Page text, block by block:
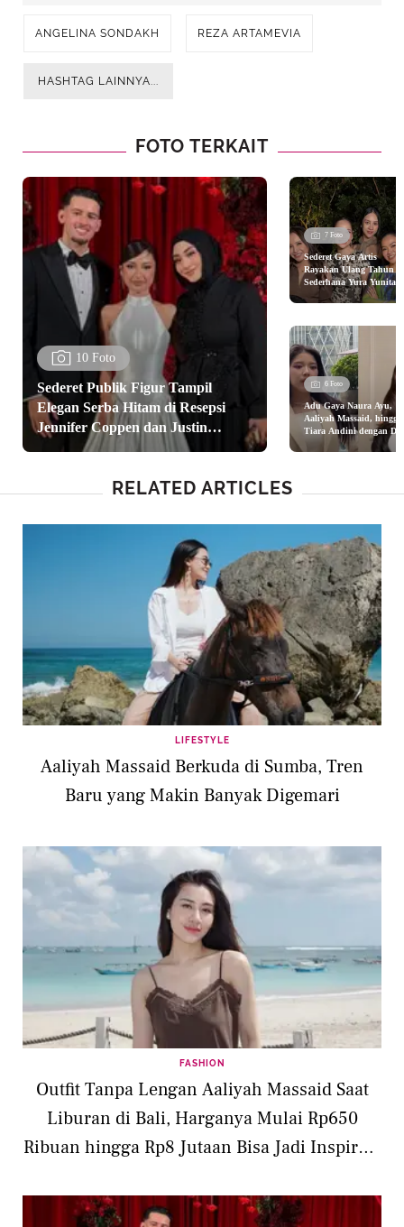
ANGELINA SONDAKH REZA ARTAMEVIA
HASHTAG LAINNYA...
FOTO TERKAIT
10 Foto
Sederet Publik Figur Tampil
Elegan Serba Hitam di Resepsi
Jennifer Coppen dan Justin
Hubner, Aaliyah Massaid-Aurel
7 Foto
Sederet Gaya Artis
Rayakan Ulang Tahun
Sederhana Yura Yunita
35 dari Aaliyah Massaid,
6 Foto
Adu Gaya Naura Ayu,
Aaliyah Massaid, hingga
Tiara Andini dengan
Serba Putih Bergaya
RELATED ARTICLES
LIFESTYLE
Aaliyah Massaid Berkuda di Sumba, Tren
Baru yang Makin Banyak Digemari
FASHION
Outfit Tanpa Lengan Aaliyah Massaid Saat
Liburan di Bali, Harganya Mulai Rp650
Ribuan hingga Rp8 Jutaan Bisa Jadi Inspirasi